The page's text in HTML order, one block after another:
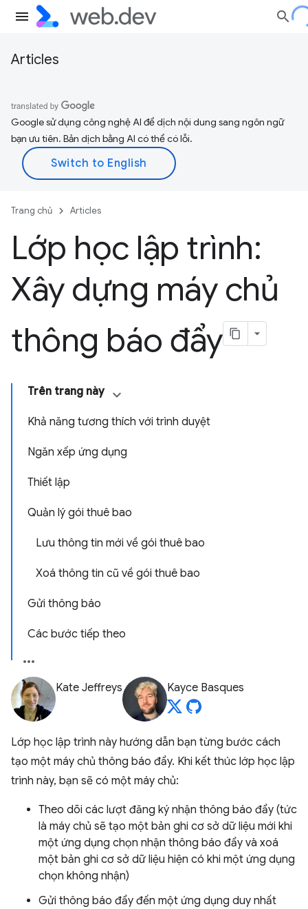
Articles
Google sử dụng công nghệ AI để dịch nội dung sang ngôn ngữ
bạn ưu tiên. Bản dịch bằng AI có thể có lỗi.
Trang chủ Articles
Lớp học lập trình:
Xây dựng máy chủ
thông báo đẩy
Trên trang này
Khả năng tương thích với trình duyệt
Ngăn xếp ứng dụng
Thiết lập
Quản lý gói thuê bao
Lưu thông tin mới về gói thuê bao
Xoá thông tin cũ về gói thuê bao
Gửi thông báo
Các bước tiếp theo
Kate Jeffreys Kayce Basques
Lớp học lập trình này hướng dẫn bạn từng bước cách
tạo một máy chủ thông báo đẩy. Khi kết thúc lớp học lập
trình này, bạn sẽ có một máy chủ:
Theo dõi các lượt đăng ký nhận thông báo đẩy (tức
là máy chủ sẽ tạo một bản ghi cơ sở dữ liệu mới khi
một ứng dụng chọn nhận thông báo đẩy và xoá
một bản ghi cơ sở dữ liệu hiện có khi một ứng dụng
chọn không nhận)
Gửi thông báo đẩy đến một ứng dụng duy nhất